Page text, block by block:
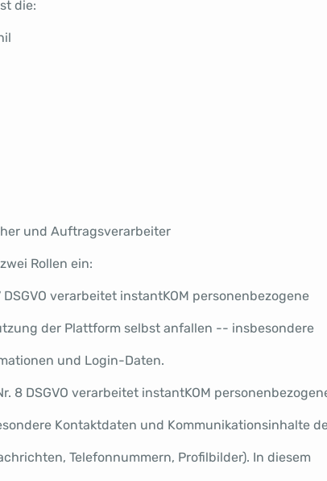
die:
und Auftragsverarbeiter
Rollen ein:
verarbeitet instantKOM personenbezogene
der Plattform selbst anfallen -- insbesondere
und Login-Daten.
8 DSGVO verarbeitet instantKOM
Kontaktdaten und Kommunikationsinhalte
Telefonnummern, Profilbilder). In diesem